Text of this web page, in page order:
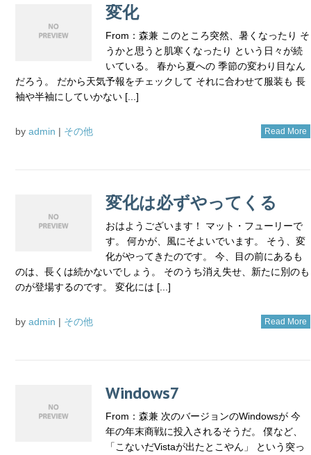
変化
From：森兼 このところ突然、暑くなったり そ
うかと思うと肌寒くなったり という日々が続
いている。 春から夏への 季節の変わり目なん
だろう。 だから天気予報をチェックして それに合わせて服装も 長
袖や半袖にしていかない [...]
by admin | その他 Read More
変化は必ずやってくる
おはようございます！ マット・フューリーで
す。 何かが、風にそよいでいます。 そう、変
化がやってきたのです。 今、目の前にあるも
のは、長くは続かないでしょう。 そのうち消え失せ、新たに別のも
のが登場するのです。 変化には [...]
by admin | その他 Read More
Windows7
From：森兼 次のバージョンのWindowsが 今
年の年末商戦に投入されるそうだ。 僕など、
「こないだVistaが出たとこやん」 という突っ